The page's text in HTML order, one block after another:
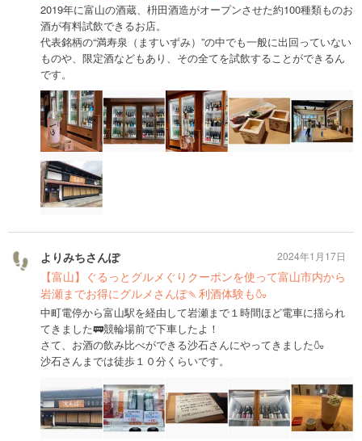
2019年に富山の酒蔵、枡田酒造がオープンさせた約100種類ものお
酒が有料試飲できるお店。
代表銘柄の“満寿泉（ますいずみ）”の中でも一般に出回っていない
ものや、限定酒などもあり、その全てを試飲することができるん
です。
よりみちさんぽ
【富山】ぐるっとグルメぐりクーポンを使って富山市内から
岩瀬までお得にグルメさんぽ🍡利酒体験も🍶
中町電停から富山駅を経由して岩瀬まで１時間ほど電車に揺られ
てきました🚃競輪場前で下車したよ！
さて、お酒の飲み比べができる沙石さんにやってきました🍶
沙石さんまでは徒歩１０分くらいです。
2024年1月17日